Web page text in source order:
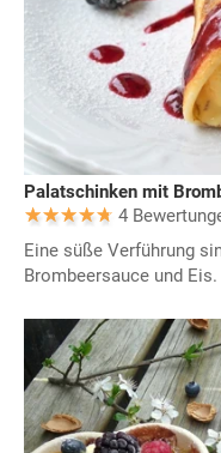
Palatschinken mit
4
Eine süße Verführung
Brombeersauce und